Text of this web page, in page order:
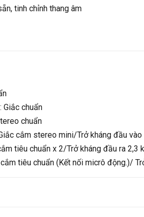
tinh chỉnh thang âm
Giắc chuẩn
chuẩn
cắm stereo mini/Trở kháng đầu
tiêu chuẩn x 2/Trở kháng đầu ra 2,3
tiêu chuẩn (Kết nối micrô động.)/